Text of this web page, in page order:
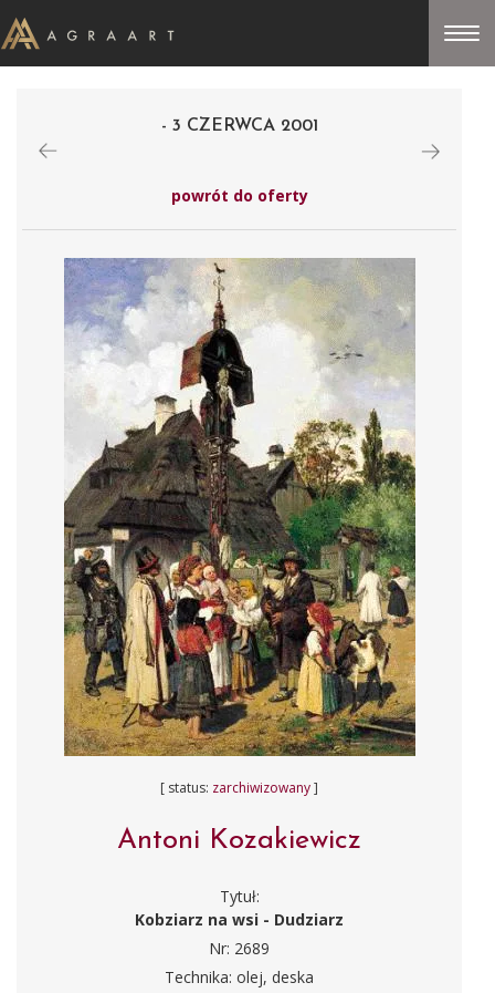
- 3 CZERWCA 2001
powrót do oferty
[ status: zarchiwizowany]
Antoni Kozakiewicz
Tytuł:
Kobziarz na wsi - Dudziarz
Nr: 2689
Technika: olej, deska